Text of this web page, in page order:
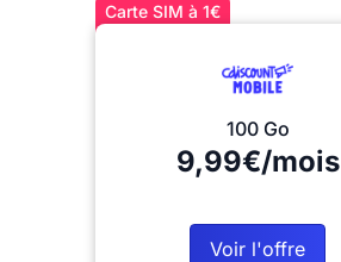
Carte SIM à 1€
100 Go
9,99€/mois
Voir l'offre